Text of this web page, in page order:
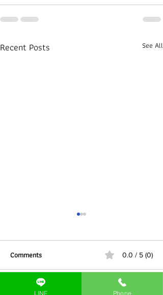
Recent Posts See All
Comments 0.0 / 5 (0)
LINE Phone